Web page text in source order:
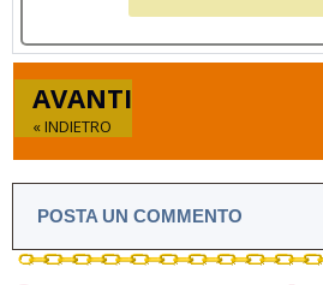
AVANTI
« INDIETRO
POSTA UN COMMENTO